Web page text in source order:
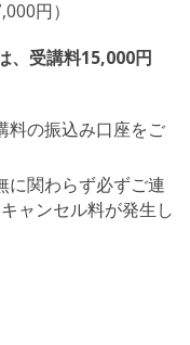
円）
、受講料15,000円
料の振込み口座をご
に関わらず必ずご連
ャンセル料が発生し